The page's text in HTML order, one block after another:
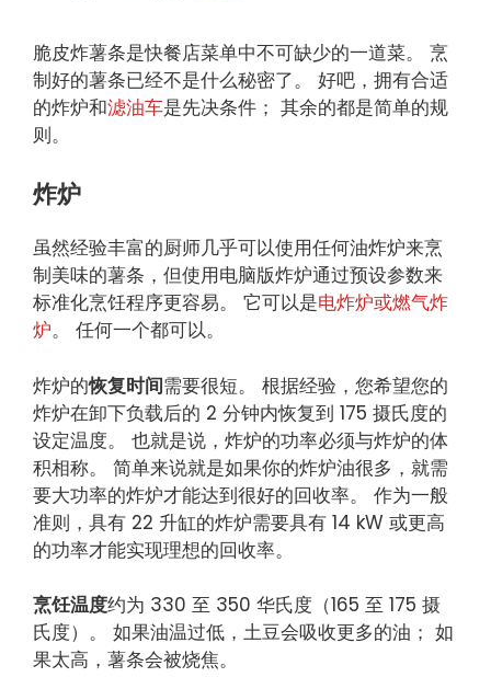
脆皮炸薯条是快餐店菜单中不可缺少的一道菜。 烹
制好的薯条已经不是什么秘密了。 好吧，拥有合适
的炸炉和滤油车是先决条件； 其余的都是简单的规
则。
炸炉
虽然经验丰富的厨师几乎可以使用任何油炸炉来烹
制美味的薯条，但使用电脑版炸炉通过预设参数来
标准化烹饪程序更容易。 它可以是电炸炉或燃气炸
炉。 任何一个都可以。
炸炉的恢复时间需要很短。 根据经验，您希望您的
炸炉在卸下负载后的 2 分钟内恢复到 175 摄氏度的
设定温度。 也就是说，炸炉的功率必须与炸炉的体
积相称。 简单来说就是如果你的炸炉油很多，就需
要大功率的炸炉才能达到很好的回收率。 作为一般
准则，具有 22 升缸的炸炉需要具有 14 kW 或更高
的功率才能实现理想的回收率。
烹饪温度约为 330 至 350 华氏度（165 至 175 摄
氏度）。 如果油温过低，土豆会吸收更多的油； 如
果太高，薯条会被烧焦。